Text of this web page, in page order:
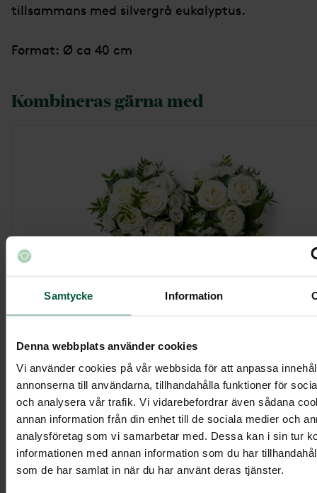
Samtycke Information
Denna webbplats använder cookies
Vi använder cookies på vår webbsida för att anpassa
annonserna till användarna, tillhandahålla funktioner för
och analysera vår trafik. Vi vidarebefordrar även sådana
annan information från din enhet till de sociala medier och
analysföretag som vi samarbetar med. Dessa kan i sin tur
informationen med annan information som du har
som de har samlat in när du har använt deras tjänster.
tillsammans med silvergrå eukalyptus.
Format: Ø ca 40 cm
Kombineras gärna med
Hjärta - Naturens andetag, större
Visa mer